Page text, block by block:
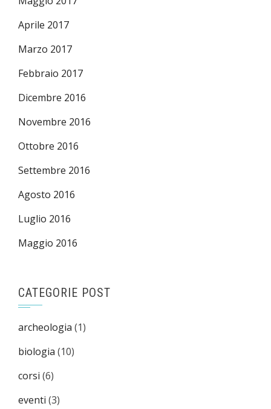
Aprile 2017
Marzo 2017
Febbraio 2017
Dicembre 2016
Novembre 2016
Ottobre 2016
Settembre 2016
Agosto 2016
Luglio 2016
Maggio 2016
CATEGORIE POST
archeologia (1)
biologia (10)
corsi (6)
eventi (3)